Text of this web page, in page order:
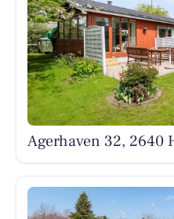
Agerhaven 32, 2640